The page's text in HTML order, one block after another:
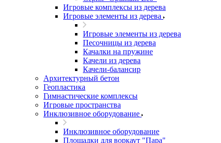
Игровые комплексы из дерева
Игровые элементы из дерева
Игровые элементы из дерева
Песочницы из дерева
Качалки на пружине
Качели из дерева
Качели-балансир
Архитектурный бетон
Геопластика
Гимнастические комплексы
Игровые пространства
Инклюзивное оборудование
Инклюзивное оборудование
Площадки для воркаут "Пара"